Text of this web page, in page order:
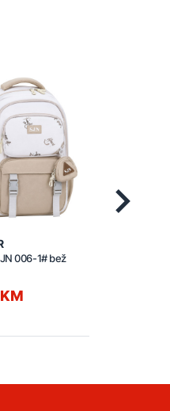
006-1# bež